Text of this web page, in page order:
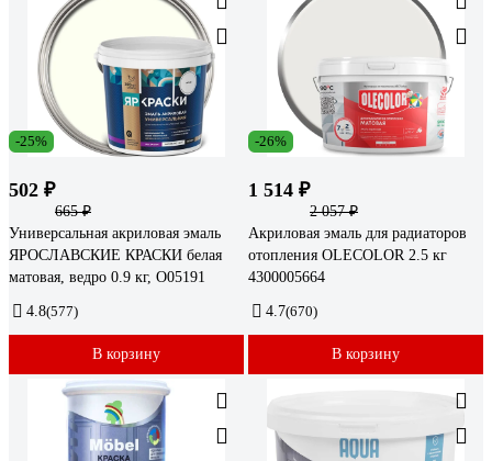
-25%
502 ₽
665 ₽
Универсальная акриловая эмаль
ЯРОСЛАВСКИЕ КРАСКИ белая
матовая, ведро 0.9 кг, О05191
4.8(577)
В корзину
-26%
1 514 ₽
2 057 ₽
Акриловая эмаль для радиаторов
отопления OLECOLOR 2.5 кг
4300005664
4.7(670)
В корзину